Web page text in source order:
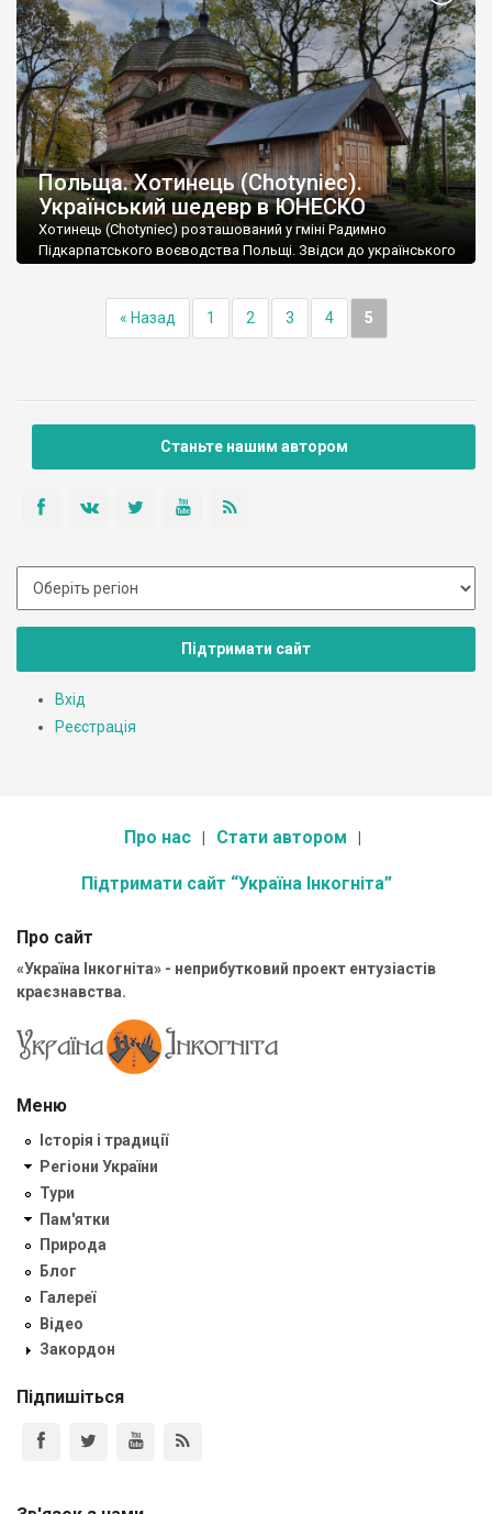
Польща. Хотинець (Chotyniec).
Український шедевр в ЮНЕСКО
Хотинець (Chotyniec) розташований у гміні Радимно
Підкарпатського воєводства Польщі. Звідси до українського
« Назад 1 2 3 4 5
Станьте нашим автором
Підтримати сайт
Вхід
Реєстрація
Про нас Стати автором
Підтримати сайт “Україна Інкогніта”
Про сайт
«Україна Інкогніта» - неприбутковий проект ентузіастів
краєзнавства.
Меню
Історія і традиції
Регіони України
Тури
Пам'ятки
Природа
Блог
Галереї
Відео
Закордон
Підпишіться